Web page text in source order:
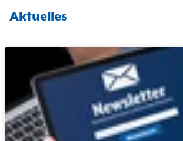
Aktuelles